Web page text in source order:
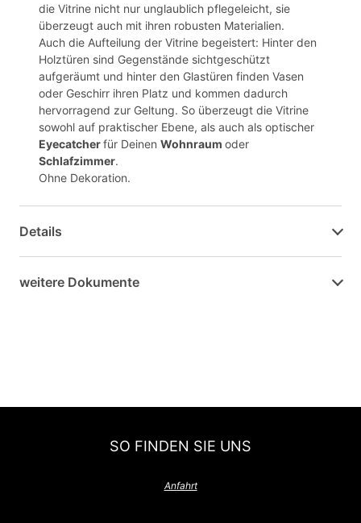
die Vitrine nicht nur unglaublich pflegeleicht, sie
überzeugt auch mit ihren robusten Materialien.
Auch die Aufteilung der Vitrine begeistert: Hinter den
Holztüren sind Gegenstände sichtgeschützt
aufgeräumt und hinter den Glastüren finden Vasen
oder Geschirr ihren Platz und kommen dadurch
hervorragend zur Geltung. So überzeugt die Vitrine
sowohl auf praktischer Ebene, als auch als optischer
Eyecatcherfür Deinen Wohnraum oder
Schlafzimmer.
Ohne Dekoration.
Details
weitere Dokumente
SO FINDEN SIE UNS
Anfahrt